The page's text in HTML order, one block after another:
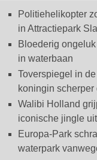
Politiehelikopter
in Attractiepark
Bloederig
in waterbaan
Toverspiegel in
koningin scherper
Walibi Holland
iconische jingle
Europa-Park
waterpark